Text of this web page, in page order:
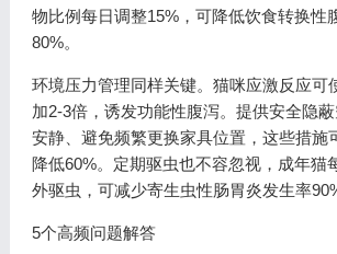
物比例每日调整15%，可降低饮食转换性
80%。
环境压力管理同样关键。猫咪应激反应可
加2-3倍，诱发功能性腹泻。提供安全隐
安静、避免频繁更换家具位置，这些措施
降低60%。定期驱虫也不容忽视，成年猫
外驱虫，可减少寄生虫性肠胃炎发生率
5个高频问题解答